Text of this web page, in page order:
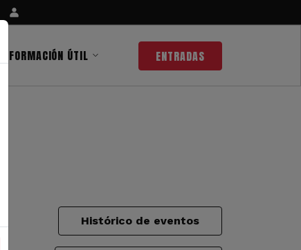
INFORMACIÓN ÚTIL ENTRADAS
Histórico de eventos